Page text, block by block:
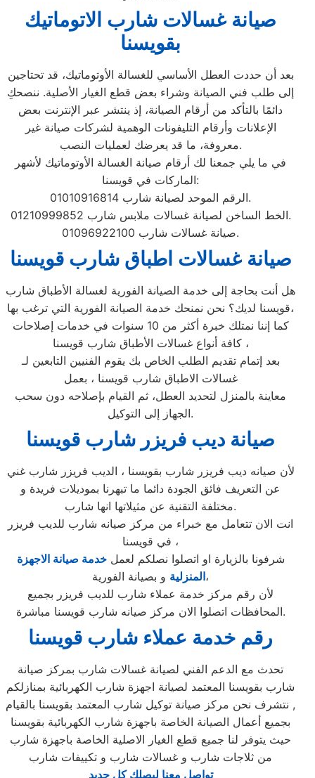
صيانة غسالات شارب الاتوماتيك
بقويسنا
بعد أن حددت العطل الأساسي للغسالة الأوتوماتيك، قد تحتاجين
إلى طلب فني الصيانة وشراء بعض قطع الغيار الأصلية. ننصحكِ
دائمًا بالتأكد من أرقام الصيانة، إذ ينتشر عبر الإنترنت بعض
الإعلانات وأرقام التليفونات الوهمية لشركات صيانة غير
معروفة، ما قد يعرضك لعمليات النصب.
في ما يلي جمعنا لك أرقام صيانة الغسالة الأوتوماتيك لأشهر
الماركات في قويسنا:
الرقم الموحد لصيانة شارب 01010916814.
الخط الساخن لصيانة غسالات ملابس شارب 01210999852.
صيانة غسالات شارب 01096922100.
صيانة غسالات اطباق شارب قويسنا
هل أنت بحاجة إلى خدمة الصيانة الفورية لغسالة الأطباق شارب
قويسنا لديك؟ نحن نمنحك خدمة الصيانة الفورية التي ترغب بها،
كما إننا نمتلك خبرة أكثر من 10 سنوات في خدمات إصلاحات
كافة أنواع غسالات الأطباق شارب قويسنا ،
بعد إتمام تقديم الطلب الخاص بك يقوم الفنيين التابعين لـ
غسالات الاطباق شارب قويسنا ، بعمل
معاينة بالمنزل لتحديد العطل، ثم القيام بإصلاحه دون سحب
الجهاز إلى التوكيل.
صيانة ديب فريزر شارب قويسنا
لأن صيانه ديب فريزر شارب بقويسنا ، الديب فريزر شارب غني
عن التعريف فائق الجودة دائما ما تبهرنا بموديلات فريدة و
مختلفة التقنية عن مثيلاتها انها شارب.
انت الان تتعامل مع خبراء من مركز صيانه شارب للديب فريزر
في قويسنا ،
شرفونا بالزيارة او اتصلوا نصلكم لعملخدمة صيانة الاجهزة
المنزليةو بصيانة الفورية،
لأن رقم مركز خدمة عملاء شارب للديب فريزر بجميع
المحافظات اتصلوا الان مركز صيانه شارب قويسنا مباشرة.
رقم خدمة عملاء شارب قويسنا
تحدث مع الدعم الفني لصيانة غسالات شارب بمركز صيانة
شارب بقويسنا المعتمد لصيانة اجهزة شارب الكهربائية بمنازلكم
, نتشرف نحن مركز صيانة توكيل شارب المعتمد بقويسنا بالقيام
بجميع أعمال الصيانة الخاصة باجهزة شارب الكهربائية بقويسنا
حيث يتوفر لنا جميع قطع الغيار الاصلية الخاصة باجهزة شارب
من ثلاجات شارب و غسالات شارب و تكييفات شارب
تواصل معنا ليصلك كل جديد